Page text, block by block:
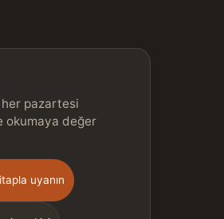
her pazartesi
okumaya değer
uyanın